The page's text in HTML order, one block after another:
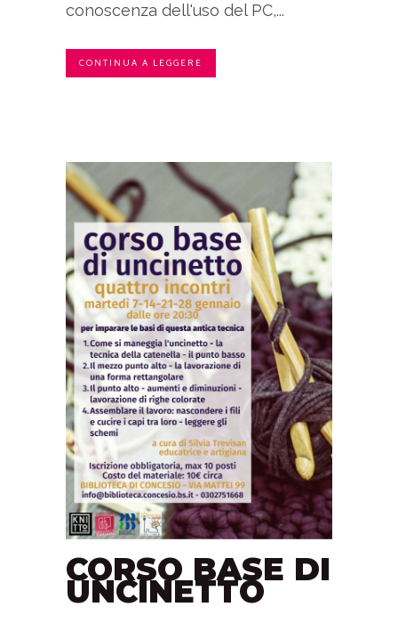
conoscenza dell'uso del PC,...
CONTINUA A LEGGERE
CORSO BASE DI
UNCINETTO